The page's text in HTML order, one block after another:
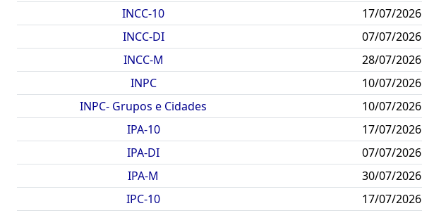
INCC-10
17/07/2026
INCC-DI
07/07/2026
INCC-M
28/07/2026
INPC
10/07/2026
INPC- Grupos e Cidades
10/07/2026
IPA-10
17/07/2026
IPA-DI
07/07/2026
IPA-M
30/07/2026
IPC-10
17/07/2026